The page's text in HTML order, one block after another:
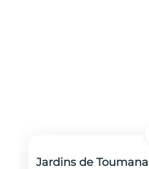
Jardins de Toumana